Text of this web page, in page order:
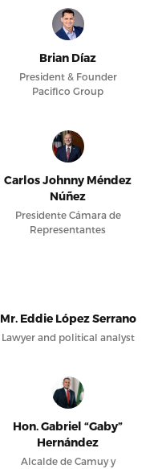
Brian Díaz
President & Founder
Pacifico Group
Carlos Johnny Méndez
Núñez
Presidente Cámara de
Representantes
Mr. Eddie López Serrano
Lawyer and political analyst
Hon. Gabriel “Gaby”
Hernández
Alcalde de Camuy y